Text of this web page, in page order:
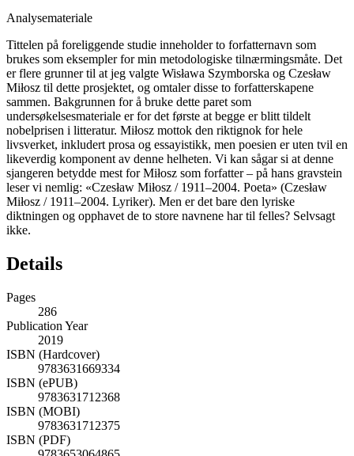
Analysemateriale
Tittelen på foreliggende studie inneholder to forfatternavn som
brukes som eksempler for min metodologiske tilnærmingsmåte. Det
er flere grunner til at jeg valgte Wisława Szymborska og Czesław
Miłosz til dette prosjektet, og omtaler disse to forfatterskapene
sammen. Bakgrunnen for å bruke dette paret som
undersøkelsesmateriale er for det første at begge er blitt tildelt
nobelprisen i litteratur. Miłosz mottok den riktignok for hele
livsverket, inkludert prosa og essayistikk, men poesien er uten tvil en
likeverdig komponent av denne helheten. Vi kan sågar si at denne
sjangeren betydde mest for Miłosz som forfatter – på hans gravstein
leser vi nemlig: «Czesław Miłosz / 1911–2004. Poeta» (Czesław
Miłosz / 1911–2004. Lyriker). Men er det bare den lyriske
diktningen og opphavet de to store navnene har til felles? Selvsagt
ikke.
Details
Pages
286
Publication Year
2019
ISBN (Hardcover)
9783631669334
ISBN (ePUB)
9783631712368
ISBN (MOBI)
9783631712375
ISBN (PDF)